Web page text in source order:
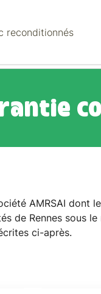
reconditionnés
AMRSAI dont
de Rennes sous
ci-après.